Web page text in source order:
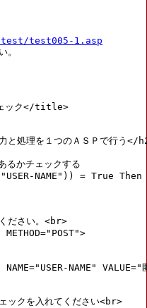
test005-1.asp
。
ック</title>
処理を１つのＡＳＰで行う</
かチェックする
NAME")) = True Then
ださい。<br>
NAME" VALUE="
ックを入れてください<br>